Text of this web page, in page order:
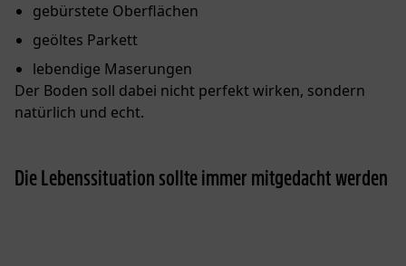
gebürstete Oberflächen
geöltes Parkett
lebendige Maserungen
Der Boden soll dabei nicht perfekt wirken, sondern
natürlich und echt.
Die Lebenssituation sollte immer mitgedacht werden